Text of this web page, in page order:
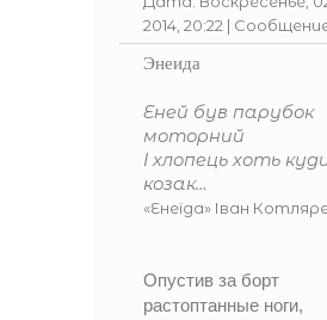
2014, 20:22 |
Энеида
Еней був парубок
моторний
І хлопець хоть
козак…
«Енеїда» Іван
Опустив за борт
растоптанные ноги,